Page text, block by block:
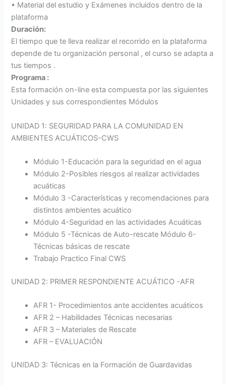
• Material del estudio y Exámenes incluidos dentro de la
plataforma
Duración:
El tiempo que te lleva realizar el recorrido en la plataforma
depende de tu organización personal , el curso se adapta a
tus tiempos .
Programa :
Esta formación on-line esta compuesta por las siguientes
Unidades y sus correspondientes Módulos
UNIDAD 1: SEGURIDAD PARA LA COMUNIDAD EN
AMBIENTES ACUÁTICOS-CWS
Módulo 1-Educación para la seguridad en el agua
Módulo 2-Posibles riesgos al realizar actividades
acuáticas
Módulo 3 -Características y recomendaciones para
distintos ambientes acuático
Módulo 4-Seguridad en las actividades Acuáticas
Módulo 5 -Técnicas de Auto-rescate Módulo 6-
Técnicas básicas de rescate
Trabajo Practico Final CWS
UNIDAD 2: PRIMER RESPONDIENTE ACUÁTICO -AFR
AFR 1- Procedimientos ante accidentes acuáticos
AFR 2 – Habilidades Técnicas necesarias
AFR 3 – Materiales de Rescate
AFR – EVALUACIÓN
UNIDAD 3: Técnicas en la Formación de Guardavidas